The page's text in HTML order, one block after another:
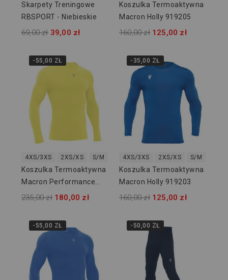
Skarpety Treningowe
RBSPORT - Niebieskie
69,00 zł 39,00 zł
Koszulka Termoaktywna
Macron Holly 919205
160,00 zł 125,00 zł
-55,00 ZŁ
4XS/3XS 2XS/XS S/M L/XL 2XL/3XL
Koszulka Termoaktywna
Macron Performance
916105
235,00 zł 180,00 zł
-35,00 ZŁ
4XS/3XS 2XS/XS S/M
Koszulka Termoaktywna
Macron Holly 919203
160,00 zł 125,00 zł
-55,00 ZŁ -50,00 ZŁ